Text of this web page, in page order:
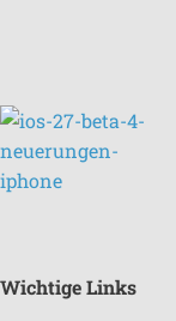
Wichtige Links